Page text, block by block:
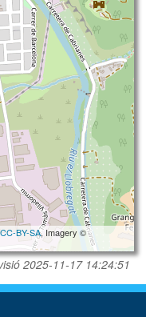
CC-BY-SA, Imagery ©
2025-11-17 14:24:51